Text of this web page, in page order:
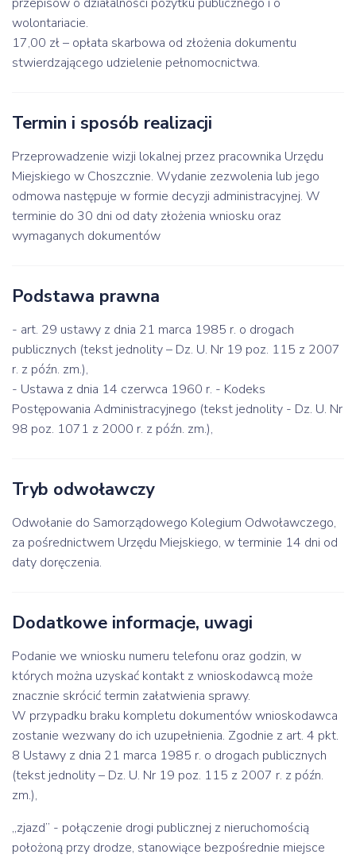
wolontariacie.
17,00 zł – opłata skarbowa od złożenia dokumentu
stwierdzającego udzielenie pełnomocnictwa.
Termin i sposób realizacji
Przeprowadzenie wizji lokalnej przez pracownika Urzędu
Miejskiego w Choszcznie. Wydanie zezwolenia lub jego
odmowa następuje w formie decyzji administracyjnej. W
terminie do 30 dni od daty złożenia wniosku oraz
wymaganych dokumentów
Podstawa prawna
- art. 29 ustawy z dnia 21 marca 1985 r. o drogach
publicznych (tekst jednolity – Dz. U. Nr 19 poz. 115 z 2007
r. z późn. zm.),
- Ustawa z dnia 14 czerwca 1960 r. - Kodeks
Postępowania Administracyjnego (tekst jednolity - Dz. U. Nr
98 poz. 1071 z 2000 r. z późn. zm.),
Tryb odwoławczy
Odwołanie do Samorządowego Kolegium Odwoławczego,
za pośrednictwem Urzędu Miejskiego, w terminie 14 dni od
daty doręczenia.
Dodatkowe informacje, uwagi
Podanie we wniosku numeru telefonu oraz godzin, w
których można uzyskać kontakt z wnioskodawcą może
znacznie skrócić termin załatwienia sprawy.
W przypadku braku kompletu dokumentów wnioskodawca
zostanie wezwany do ich uzupełnienia. Zgodnie z art. 4 pkt.
8 Ustawy z dnia 21 marca 1985 r. o drogach publicznych
(tekst jednolity – Dz. U. Nr 19 poz. 115 z 2007 r. z późn.
zm.),
„zjazd” - połączenie drogi publicznej z nieruchomością
położoną przy drodze, stanowiące bezpośrednie miejsce